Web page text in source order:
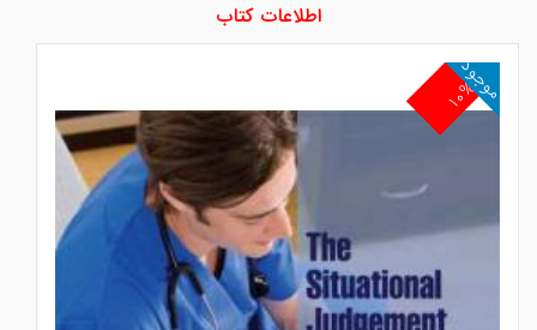
اطلاعات کتاب
۱۰%
موجود